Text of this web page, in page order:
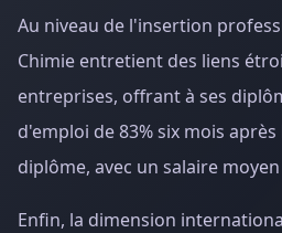
Au niveau de l'insertion
Chimie entretient des liens
entreprises, offrant à ses
d'emploi de 83% six mois
diplôme, avec un salaire
Enfin, la dimension